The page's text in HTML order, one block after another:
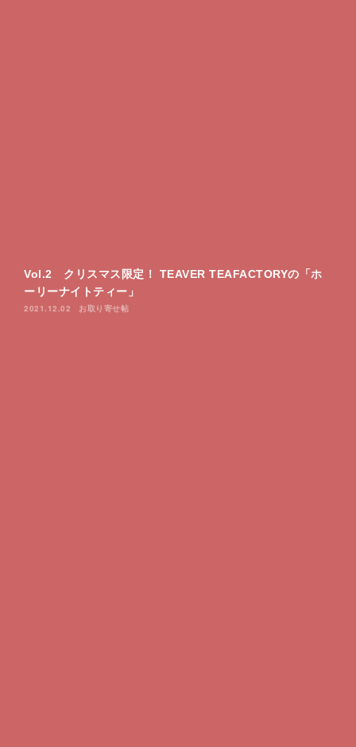
Vol.2 クリスマス限定！ TEAVER TEAFACTORYの「ホ
ーリーナイトティー」
2021.12.02 お取り寄せ帖